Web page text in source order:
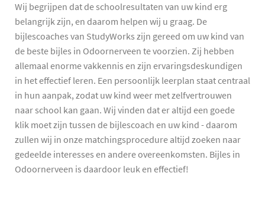
Wij begrijpen dat de schoolresultaten van uw kind erg
belangrijk zijn, en daarom helpen wij u graag. De
bijlescoaches van StudyWorks zijn gereed om uw kind van
de beste bijles in Odoornerveen te voorzien. Zij hebben
allemaal enorme vakkennis en zijn ervaringsdeskundigen
in het effectief leren. Een persoonlijk leerplan staat centraal
in hun aanpak, zodat uw kind weer met zelfvertrouwen
naar school kan gaan. Wij vinden dat er altijd een goede
klik moet zijn tussen de bijlescoach en uw kind - daarom
zullen wij in onze matchingsprocedure altijd zoeken naar
gedeelde interesses en andere overeenkomsten. Bijles in
Odoornerveen is daardoor leuk en effectief!